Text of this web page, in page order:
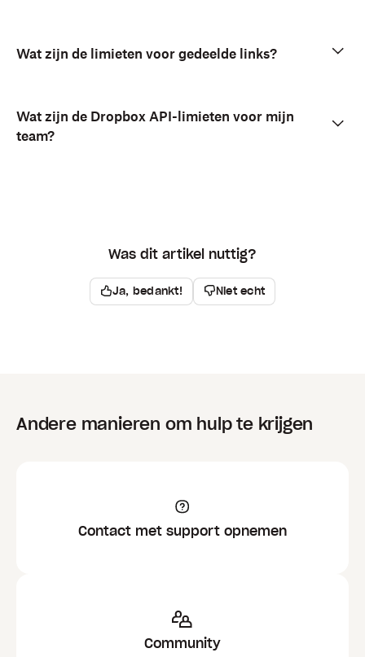
Wat zijn de limieten voor gedeelde links?
Wat zijn de Dropbox API-limieten voor mijn
team?
Was dit artikel nuttig?
Ja, bedankt! Niet echt
Andere manieren om hulp te krijgen
Contact met support opnemen
Community